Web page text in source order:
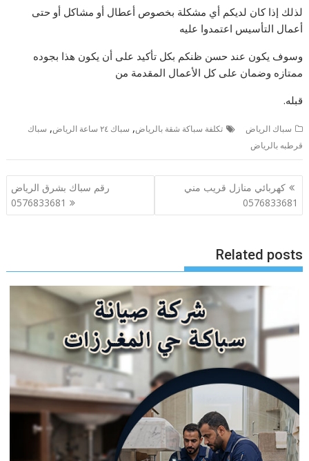
لذلك إذا كان لديكم أي مشكلة بخصوص أعطال أو مشاكل أو حتى
أعمال التأسيس اعتمدوا عليه
وسوف يكون عند حسن ظنكم بكل تأكيد على أن يكون هذا بجوده
ممتازه وضمان على كل الأعمال المقدمة من
قبله.
سباك الرياض تكلفة سباكة شقة بالرياض, سباك ٢٤ ساعة الرياض , سباك
قرطبه بالرياض
تصفّح
المقالات
كهربائي منازل قريب مني
0576833681
رقم سباك بشرق الرياض
0576833681
Related posts